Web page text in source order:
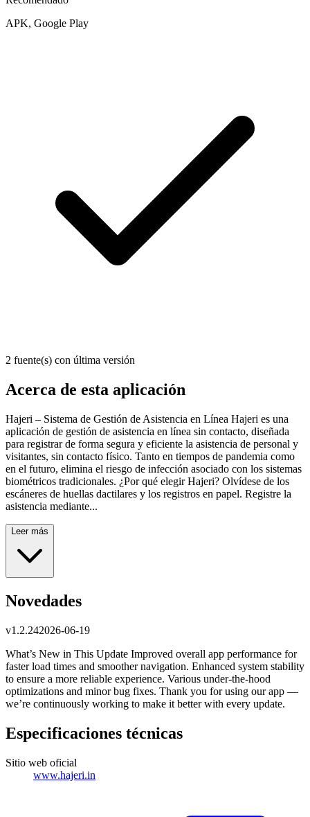
APK, Google Play
2 fuente(s) con última versión
Acerca de esta aplicación
Hajeri – Sistema de Gestión de Asistencia en Línea Hajeri es una
aplicación de gestión de asistencia en línea sin contacto, diseñada
para registrar de forma segura y eficiente la asistencia de personal y
visitantes, sin contacto físico. Tanto en tiempos de pandemia como
en el futuro, elimina el riesgo de infección asociado con los sistemas
biométricos tradicionales. ¿Por qué elegir Hajeri? Olvídese de los
escáneres de huellas dactilares y los registros en papel. Registre la
asistencia mediante...
Leer más
Novedades
v1.2.242026-06-19
What’s New in This Update Improved overall app performance for
faster load times and smoother navigation. Enhanced system stability
to ensure a more reliable experience. Various under-the-hood
optimizations and minor bug fixes. Thank you for using our app —
we’re continuously working to make it better with every update.
Especificaciones técnicas
Sitio web oficial
www.hajeri.in